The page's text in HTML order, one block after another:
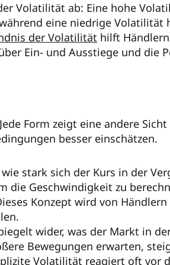
Volatilität ab: Eine hohe
eine niedrige Volatilität
der Volatilität hilft
Ein- und Ausstiege und die
Form zeigt eine andere
besser einschätzen.
stark sich der Kurs in der
die Geschwindigkeit zu
Konzept wird von
wider, was der Markt in
Bewegungen erwarten,
Volatilität reagiert oft vor